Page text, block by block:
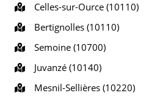
Celles-sur-Ource (10110)
Bertignolles (10110)
Semoine (10700)
Juvanzé (10140)
Mesnil-Sellières (10220)